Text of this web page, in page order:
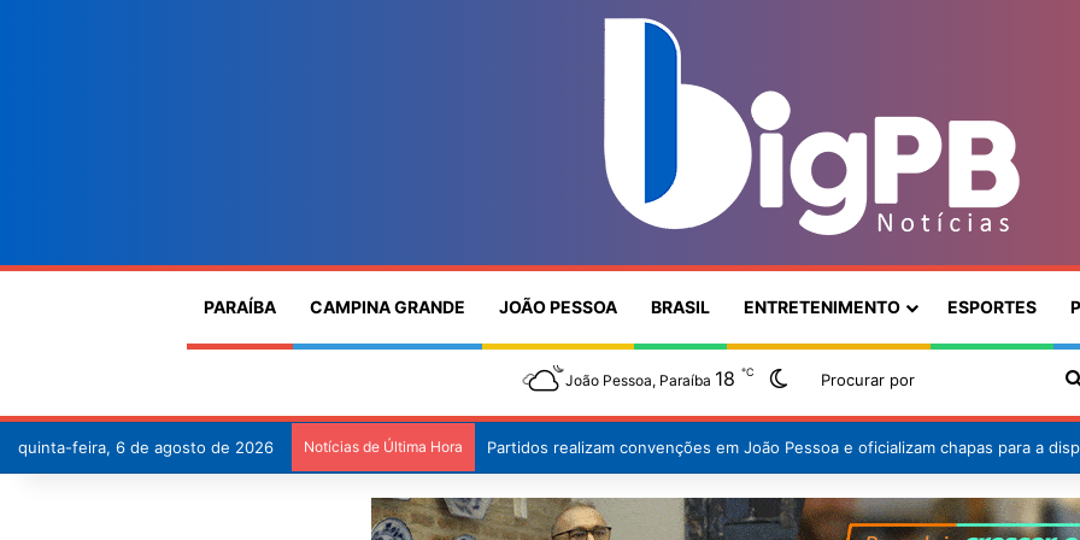
PARAÍBA CAMPINA GRANDE JOÃO PESSOA BRASIL ENTRETENIMENTO ESPORTES
João Pessoa, Paraíba 18 ℃ Switch skin
quinta-feira, 6 de agosto de 2026 Notícias de Última Hora Partidos realizam convenções em João Pessoa e oficializam chapas para a